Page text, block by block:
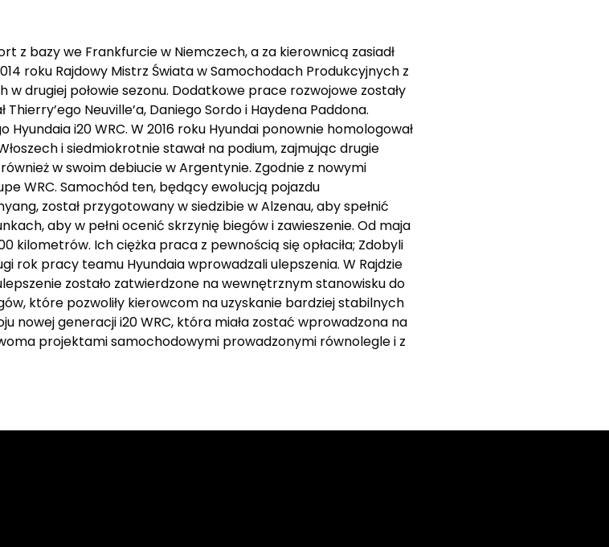
z bazy we Frankfurcie w Niemczech, a za kierownicą zasiadł
roku Rajdowy Mistrz Świata w Samochodach Produkcyjnych z
w drugiej połowie sezonu. Dodatkowe prace rozwojowe zostały
Neuville’a, Daniego Sordo i Haydena Paddona.
i20 WRC. W 2016 roku Hyundai ponownie homologował
i siedmiokrotnie stawał na podium, zajmując drugie
w swoim debiucie w Argentynie. Zgodnie z nowymi
WRC. Samochód ten, będący ewolucją pojazdu
został przygotowany w siedzibie w Alzenau, aby spełnić
aby w pełni ocenić skrzynię biegów i zawieszenie. Od maja
kilometrów. Ich ciężka praca z pewnością się opłaciła; Zdobyli
rok pracy teamu Hyundaia wprowadzali ulepszenia. W Rajdzie
zostało zatwierdzone na wewnętrznym stanowisku do
które pozwoliły kierowcom na uzyskanie bardziej stabilnych
nowej generacji i20 WRC, która miała zostać wprowadzona na
projektami samochodowymi prowadzonymi równolegle i z